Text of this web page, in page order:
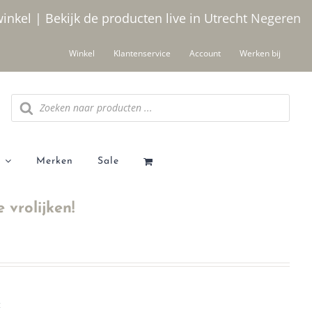
| Bekijk de producten live in Utrecht Negeren
Winkel Klantenservice Account Werken bij
Producten
zoeken
Merken Sale
vrolijken!